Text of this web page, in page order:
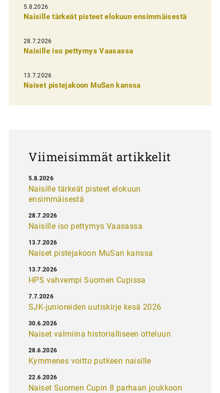
i
e
n
s
e
l
5.8.2026
Naisille tärkeät pisteet elokuun ensimmäisestä
28.7.2026
Naisille iso pettymys Vaasassa
13.7.2026
Naiset pistejakoon MuSan kanssa
Viimeisimmät artikkelit
Naisille tärkeät pisteet elokuun
ensimmäisestä
5.8.2026
Naisille iso pettymys Vaasassa
28.7.2026
Naiset pistejakoon MuSan kanssa
13.7.2026
HPS vahvempi Suomen Cupissa
13.7.2026
SJK-junioreiden uutiskirje kesä 2026
7.7.2026
Naiset valmiina historialliseen otteluun
30.6.2026
Kymmenes voitto putkeen naisille
28.6.2026
Naiset Suomen Cupin 8 parhaan joukkoon
22.6.2026